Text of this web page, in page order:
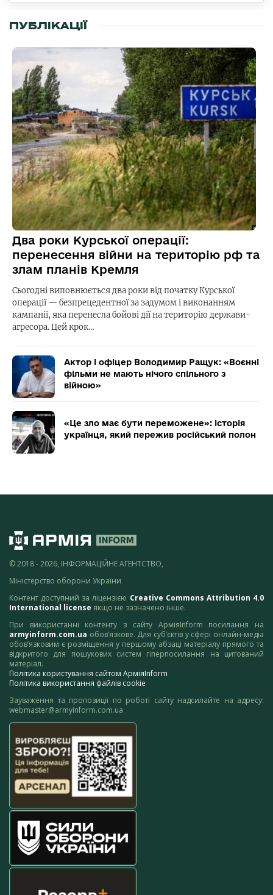
ПУБЛІКАЦІЇ
Два роки Курської операції:
перенесення війни на територію рф та
злам планів Кремля
Сьогодні виповнюється два роки від початку Курської
операції — безпрецедентної за задумом і виконанням
кампанії, яка перенесла бойові дії на територію держави-
агресора. Цей крок…
Актор і офіцер Володимир Ращук: «Воєнні
фільми не мають нічого спільного з
війною»
«Це зло має бути переможене»: історія
українця, який пережив російський полон
© 2018 - 2026, ІНФОРМАЦІЙНЕ АГЕНТСТВО,
Міністерство оборони України
Контент доступний за ліцензією Creative Commons Attribution 4.0
International license якщо не зазначено інше.
При використанні контенту з сайту АрміяInform посилання на
armyinform.com.ua обов’язкове. Для суб’єктів у сфері онлайн-медіа
обов’язковим є розміщення у першому абзаці матеріалу прямого та
відкритого для пошукових систем гіперпосилання на цитований
матеріал.
Політика користування сайтом АрміяInform
Політика використання файлів cookie
Зауваження та пропозиції по роботі сайту надсилайте на адресу:
webmaster@armyinform.com.ua